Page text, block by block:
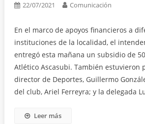
22/07/2021 Comunicación
En el marco de apoyos financieros a
instituciones de la localidad, el
entregó esta mañana un subsidio de
Atlético Ascasubi. También estuvieron
director de Deportes, Guillermo
del club, Ariel Ferreyra; y la delegada
Leer más